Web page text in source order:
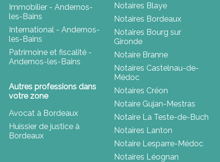
Immobilier - Andernos-
les-Bains
International - Andernos-
les-Bains
Patrimoine et fiscalité -
Andernos-les-Bains
Autres professions dans
votre zone
Avocat à Bordeaux
Huissier de justice à
Bordeaux
Notaires Blaye
Notaires Bordeaux
Notaires Bourg sur
Gironde
Notaire Branne
Notaires Castelnau-de-
Médoc
Notaires Créon
Notaire Gujan-Mestras
Notaire La Teste-de-Buch
Notaires Lanton
Notaire Lesparre-Médoc
Notaires Léognan